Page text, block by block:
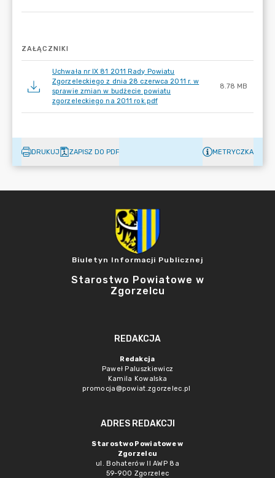
ZAŁĄCZNIKI
Uchwała nr IX 81 2011 Rady Powiatu
Zgorzeleckiego z dnia 28 czerwca 2011 r. w
sprawie zmian w budżecie powiatu
zgorzeleckiego na 2011 rok.pdf
8.78 MB
DRUKUJ ZAPISZ DO PDF METRYCZKA
Biuletyn Informacji Publicznej
Starostwo Powiatowe w
Zgorzelcu
REDAKCJA
Redakcja
Paweł Paluszkiewicz
Kamila Kowalska
promocja@powiat.zgorzelec.pl
ADRES REDAKCJI
Starostwo Powiatowe w
Zgorzelcu
ul. Bohaterów II AWP 8a
59-900 Zgorzelec